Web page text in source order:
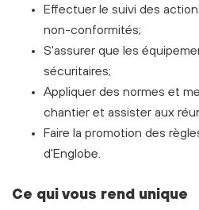
Effectuer le suivi des
non-conformités;
S'assurer que les
sécuritaires;
Appliquer des normes et
chantier et assister aux
Faire la promotion des
d'Englobe.
Ce qui vous rend unique